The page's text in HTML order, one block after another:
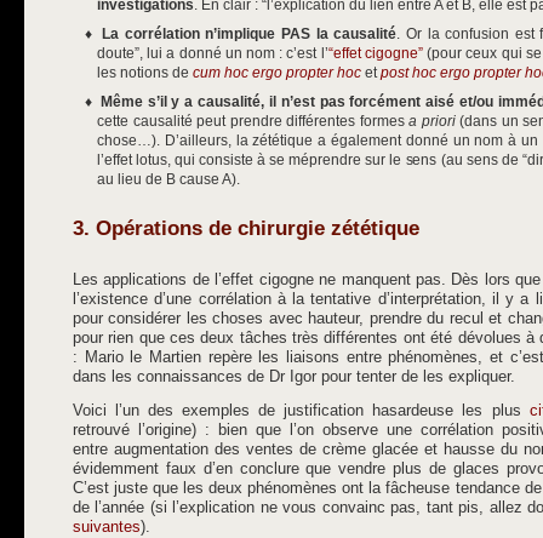
investigations. En clair : “l’explication du lien entre A et B, elle est
La corrélation n’implique PAS la causalité. Or la confusion
doute”, lui a donné un nom : c’est l’“effet cigogne”(pour ceux qui
les notions de cum hoc ergo propter hoc etpost hoc ergo propter
Même s’il y a causalité, il n’est pas forcément aisé et/ou
cette causalité peut prendre différentes formesa priori(dans un
chose…). D’ailleurs, la zététique a également donné un nom à un
l’effet lotus, qui consiste à se méprendre sur le sens (au sens de
au lieu de B cause A).
3. Opérations de chirurgie zététique
Les applications de l’effet cigogne ne manquent pas. Dès lors
l’existence d’une corrélation à la tentative d’interprétation, il y
pour considérer les choses avec hauteur, prendre du recul et
pour rien que ces deux tâches très différentes ont été dévolues
: Mario le Martien repère les liaisons entre phénomènes, et
dans les connaissances de Dr Igor pour tenter de les expliquer.
Voici l’un des exemples de justification hasardeuse les plus
retrouvé l’origine) : bien que l’on observe une corrélation
entre augmentation des ventes de crème glacée et hausse du
évidemment faux d’en conclure que vendre plus de glaces
C’est juste que les deux phénomènes ont la fâcheuse tendance
de l’année (si l’explication ne vous convainc pas, tant pis, allez
suivantes).